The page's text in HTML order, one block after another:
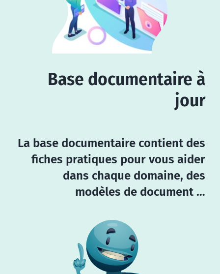
Base documentaire à
jour
La base documentaire contient des
fiches pratiques pour vous aider
dans chaque domaine, des
modèles de document …